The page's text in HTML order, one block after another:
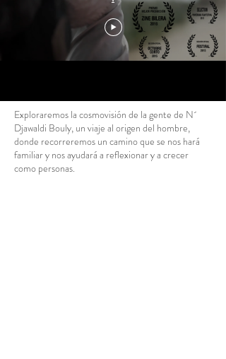
Exploraremos la cosmovisión de la gente de N´
Djawaldi Bouly, un viaje al origen del hombre,
donde recorreremos un camino que se nos hará
familiar y nos ayudará a reflexionar y a crecer
como personas.